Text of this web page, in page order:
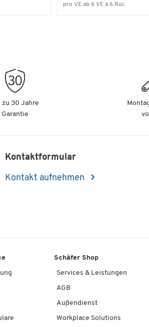
pro VE ab 6 VE à 6 Rol.
zu 30 Jahre
Garantie
Kontaktformular
Kontakt aufnehmen
Schäfer Shop
Services & Leistungen
AGB
Außendienst
Workplace Solutions